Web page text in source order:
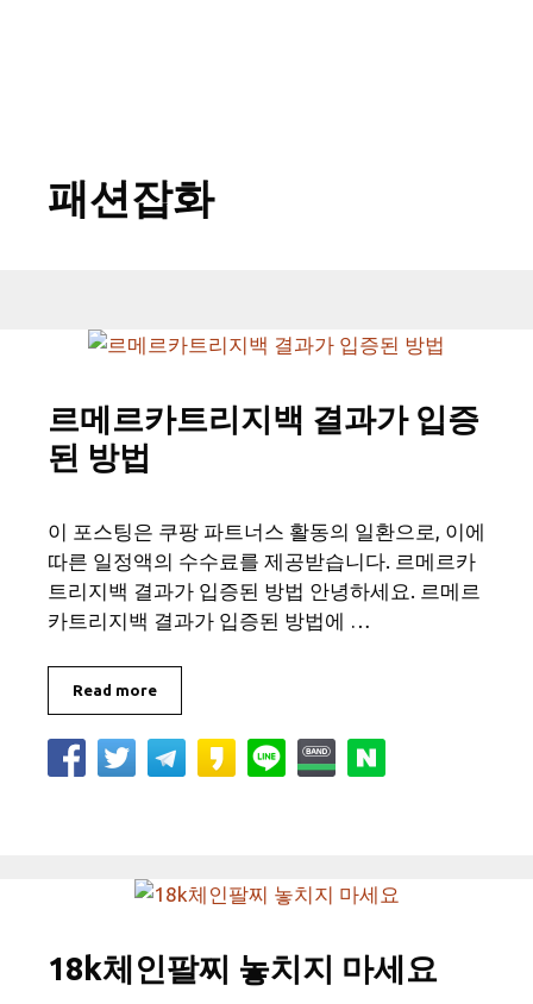
패션잡화
르메르카트리지백 결과가 입증
된 방법
이 포스팅은 쿠팡 파트너스 활동의 일환으로, 이에
따른 일정액의 수수료를 제공받습니다. 르메르카
트리지백 결과가 입증된 방법 안녕하세요. 르메르
카트리지백 결과가 입증된 방법에 …
Read more
18k체인팔찌 놓치지 마세요